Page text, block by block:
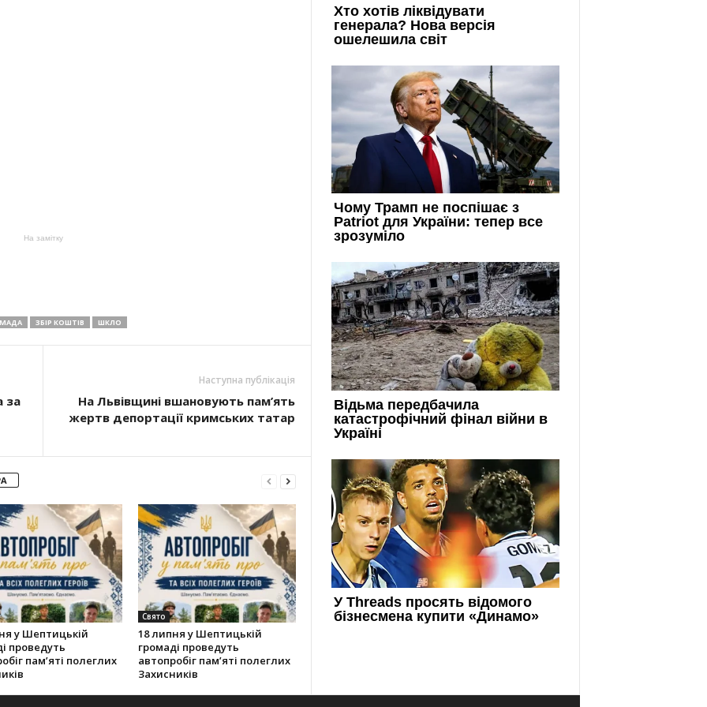
На замітку
ЗБІР КОШТІВ ШКЛО
за
Наступна публікація
На Львівщині вшановують пам’ять
жертв депортації кримських татар
у Шептицькій
проведуть
пам’яті полеглих
Свято
18 липня у Шептицькій
громаді проведуть
автопробіг пам’яті полеглих
Захисників